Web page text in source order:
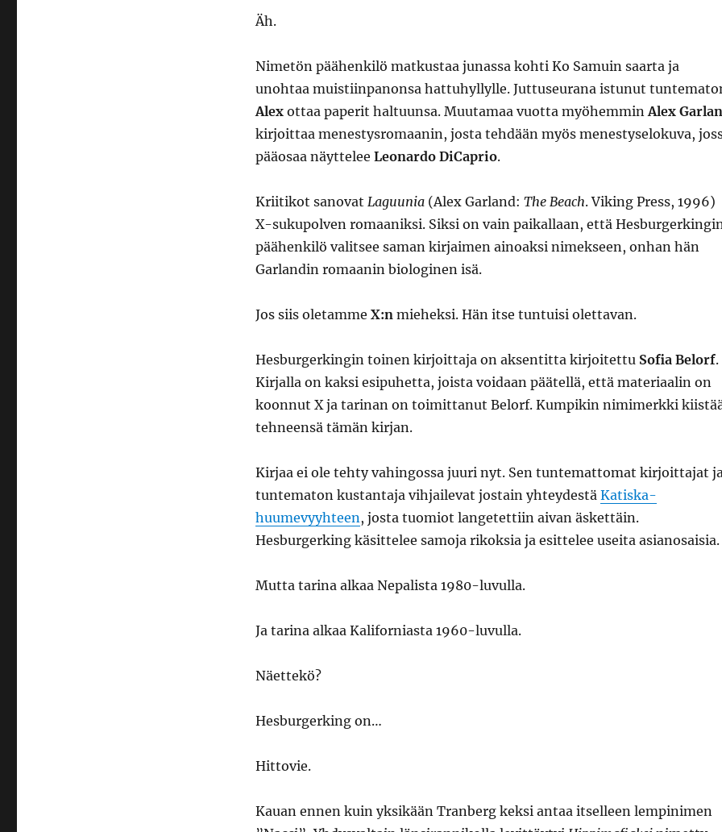
Äh.
Nimetön päähenkilö matkustaa junassa kohti Ko Samuin saarta ja
unohtaa muistiinpanonsa hattuhyllylle. Juttuseurana istunut
Alexottaa paperit haltuunsa. Muutamaa vuotta myöhemminAlex
kirjoittaa menestysromaanin, josta tehdään myös menestyselokuva,
pääosaa näyttelee Leonardo DiCaprio.
Kriitikot sanovat Laguunia(Alex Garland: The Beach. Viking Press, 1996)
X-sukupolven romaaniksi. Siksi on vain paikallaan, että
päähenkilö valitsee saman kirjaimen ainoaksi nimekseen, onhan hän
Garlandin romaanin biologinen isä.
Jos siis oletamme X:n mieheksi. Hän itse tuntuisi olettavan.
Hesburgerkingin toinen kirjoittaja on aksentitta kirjoitettu Sofia Belorf.
Kirjalla on kaksi esipuhetta, joista voidaan päätellä, että materiaalin on
koonnut X ja tarinan on toimittanut Belorf. Kumpikin nimimerkki
tehneensä tämän kirjan.
Kirjaa ei ole tehty vahingossa juuri nyt. Sen tuntemattomat kirjoittajat
tuntematon kustantaja vihjailevat jostain yhteydestä Katiska-
huumevyyhteen, josta tuomiot langetettiin aivan äskettäin.
Hesburgerking käsittelee samoja rikoksia ja esittelee useita asianosaisia.
Mutta tarina alkaa Nepalista 1980-luvulla.
Ja tarina alkaa Kaliforniasta 1960-luvulla.
Näettekö?
Hesburgerking on…
Hittovie.
Kauan ennen kuin yksikään Tranberg keksi antaa itselleen lempinimen